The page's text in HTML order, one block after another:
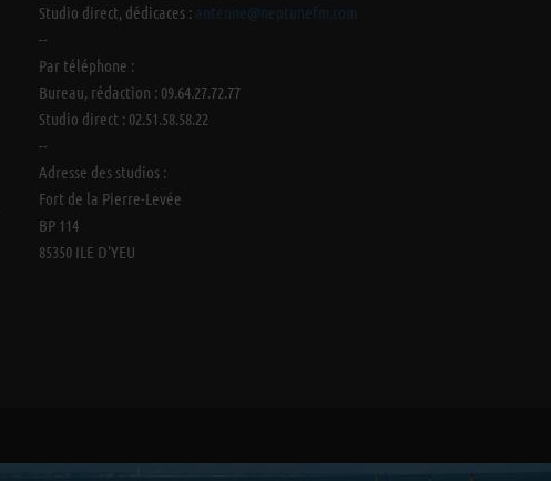
Studio direct, dédicaces : antenne@neptunefm.com
--
Par téléphone :
Bureau, rédaction : 09.64.27.72.77
Studio direct : 02.51.58.58.22
--
Adresse des studios :
Fort de la Pierre-Levée
BP 114
85350 ILE D'YEU